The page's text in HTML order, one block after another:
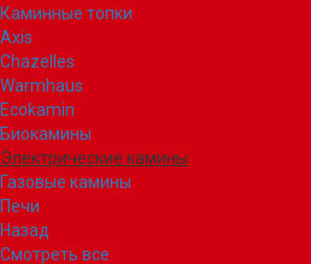
Каминные топки
Axis
Chazelles
Warmhaus
Ecokamin
Биокамины
Электрические камины
Газовые камины
Печи
Назад
Смотреть все